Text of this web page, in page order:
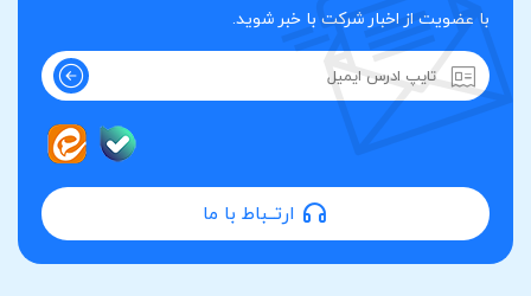
با عضویت از اخبار شرکت با خبر شوید.
ارتــباط با ما